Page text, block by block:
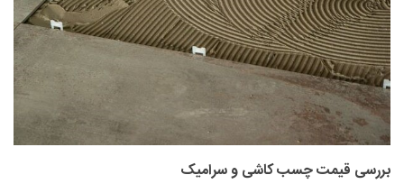
بررسی قیمت چسب کاشی و سرامیک